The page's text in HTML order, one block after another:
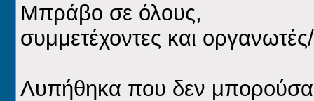
Μπράβο σε όλους,
συμμετέχοντες και
Λυπήθηκα που δεν μπορούσα